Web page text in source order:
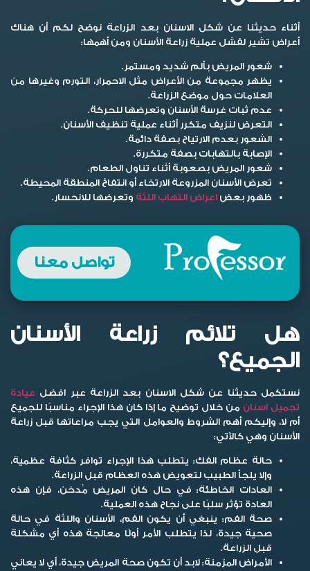
أثناء حديثنا عنشكل الاسنان بعد الزراعة نوضح لكم أن هناك
أعراض تشير لفشل عملية زراعة الأسنان ومن أهمها:
شعور المريض بألم شديد ومستمر.
يظهر مجموعة من الأعراض مثل الاحمرار، التورم وغيرها من
العلامات حول موضع الزراعة.
عدم ثبات غرسة الأسنان وتعرضها للحركة.
التعرض لنزيف متكرر أثناء عملية تنظيف الأسنان.
الشعور بعدم الارتياح بصفة دائمة.
الإصابة بالتهابات بصفة متكررة.
شعور المريض بصعوبة أثناء تناول الطعام.
تعرض الأسنان المزروعة الارتخاء أو انتفاخ المنطقة المحيطة.
ظهور بعض اعراض التهاب اللثة وتعرضها للانحسار.
تواصل معنا
هل تلائم زراعة الأسنان
الجميع؟
نستكمل حديثنا عن شكل الاسنان بعد الزراعة عبر افضل عيادة
تجميل اسنان من خلال توضيح ما إذا كان هذا الإجراء مناسبًا للجميع
أم لا، وإليكم أهم الشروط والعوامل التي يجب مراعاتها قبل زراعة
الأسنان وهي كالآتي:
حالة عظام الفك: يتطلب هذا الإجراء توافر كثافة عظمية،
وإلا يلجأ الطبيب لتعويض هذه العظام قبل الزراعة.
العادات الخاطئة: في حال كان المريض مُدخن، فإن هذه
العادة تؤثر سلبًا على نجاح هذه العملية.
صحة الفم: ينبغي أن يكون الفم، الأسنان واللثة في حالة
صحية جيدة، لذا يتطلب الأمر أولًا معالجة هذه أي مشكلة
قبل الزراعة.
الأمراض المزمنة:لابد أن تكون صحة المريض جيدة، أي لا يعاني